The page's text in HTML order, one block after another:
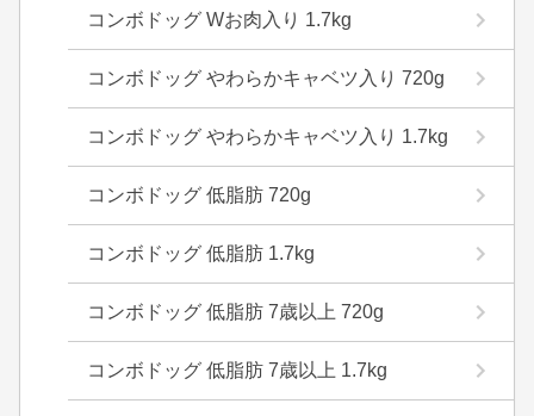
コンボドッグ Wお肉入り 1.7kg
コンボドッグ やわらかキャベツ入り 720g
コンボドッグ やわらかキャベツ入り 1.7kg
コンボドッグ 低脂肪 720g
コンボドッグ 低脂肪 1.7kg
コンボドッグ 低脂肪 7歳以上 720g
コンボドッグ 低脂肪 7歳以上 1.7kg